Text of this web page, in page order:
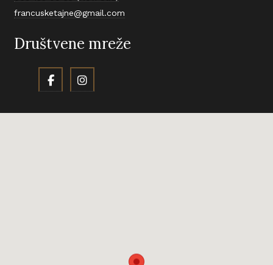
francusketajne@gmail.com
Društvene mreže